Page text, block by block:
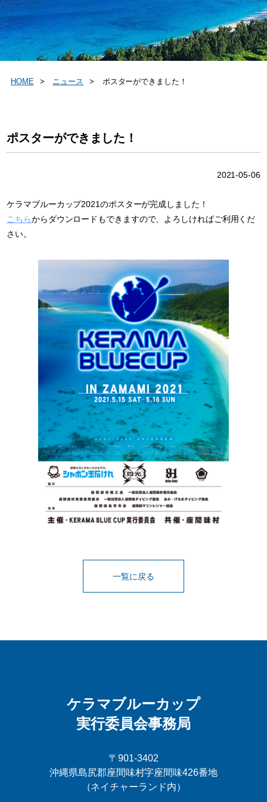
HOME ニュース ポスターができました！
ポスターができました！
2021-05-06
ケラマブルーカップ2021のポスターが完成しました！
こちらからダウンロードもできますので、よろしければご利用くだ
さい。
一覧に戻る
ケラマブルーカップ
実行委員会事務局
〒901-3402
沖縄県島尻郡座間味村字座間味426番地
（ネイチャーランド内）